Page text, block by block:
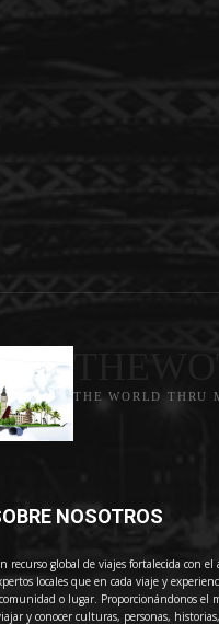
THE WORLD THRU
NOSOTROS
recurso global de viajes fortalecida con el
locales que en cada viaje y
o lugar. Proporcionándonos el
y conocer culturas, personas,